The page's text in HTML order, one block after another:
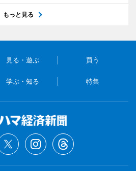
もっと見る
見る・遊ぶ 買う
学ぶ・知る 特集